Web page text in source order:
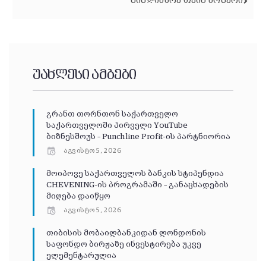
უახლესი ამბები
გრანთ თორნთონ საქართველო
საქართველოში პირველი YouTube
ბიზნესშოუს – Punchline Profit-ის პარტნიორია
აგვისტო 5, 2026
მოიპოვე საქართველოს ბანკის სტიპენდია
CHEVENING-ის პროგრამაში – განაცხადების
მიღება დაიწყო
აგვისტო 5, 2026
თიბისის მობაილბანკიდან ლონდონის
საფონდო ბირჟაზე ინვესტირება უკვე
ელემენტარულია